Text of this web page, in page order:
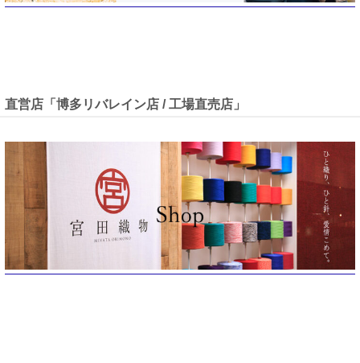
直営店「博多リバレイン店 / 工場直売店」